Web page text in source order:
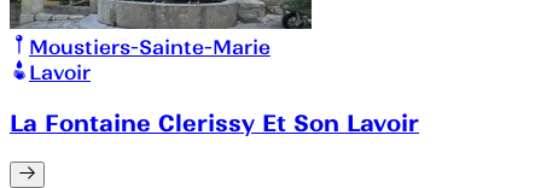
Moustiers-Sainte-Marie
Lavoir
La Fontaine Clerissy Et Son Lavoir